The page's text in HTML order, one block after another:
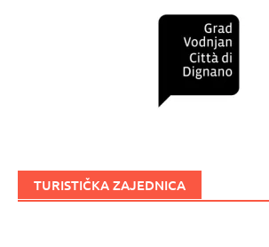
TURISTIČKA ZAJEDNICA